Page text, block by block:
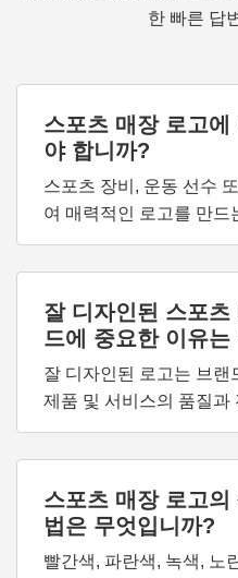
한 빠른 답
스포츠 매장 로고에
야 합니까?
스포츠 장비, 운동 선수
여 매력적인 로고를 만드
잘 디자인된 스포츠
드에 중요한 이유는
잘 디자인된 로고는 브랜
제품 및 서비스의 품질과
스포츠 매장 로고
법은 무엇입니까?
빨간색, 파란색, 녹색, 노